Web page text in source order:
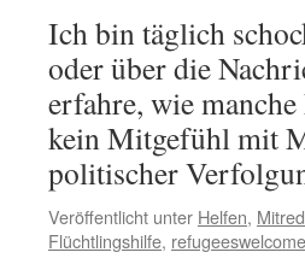
Ich bin täglich
oder über die
erfahre, wie
kein Mitgefühl mit
politischer
Veröffentlicht unter Helfen,
Flüchtlingshilfe, refugeeswelcome